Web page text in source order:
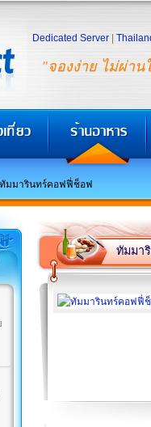
"จองง่าย ไม่ผ่าน
Dedicated Server
ทัมมารินทร์คอฟฟี่ช็อฟ
ทัมมา